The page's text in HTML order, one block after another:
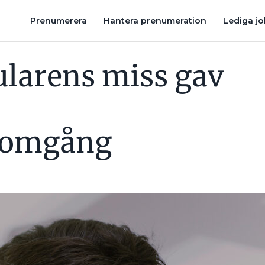
Prenumerera Hantera prenumeration Lediga
miss gav
MISSTÄNKT FÖR ELSTÖLD I 30 ÅR NEKAR: ”JAG KAN INTE